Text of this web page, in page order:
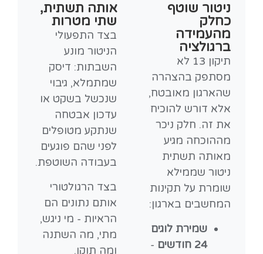
ניטור שוטף
כחלק
מהעמידה
ברגולציה
תיקון 13 לא
מסתפק בהצהרה
שהארגון מאובטח,
אלא דורש להוכיח
את זה. חלק ניכר
מההוכחה מגיע
מאותה תשתית
ניטור שממילא
שומרת על תקינות
המחשבים בארגון:
שמירת לוגים
24 חודשים
-
אותה תשתית,
שתי מטרות
בצד התפעולי
הניטור מונע
השבתות: דיסק
שמתמלא, גיבוי
שנכשל בשקט או
עדכון אבטחה
שנתקע מטופלים
לפני שהם פוגעים
בעבודה השוטפת.
בצד הרגולטורי
אותם נתונים הם
הראיות - מי ניגש,
מתי, מה השתנה
ומה תוקן.